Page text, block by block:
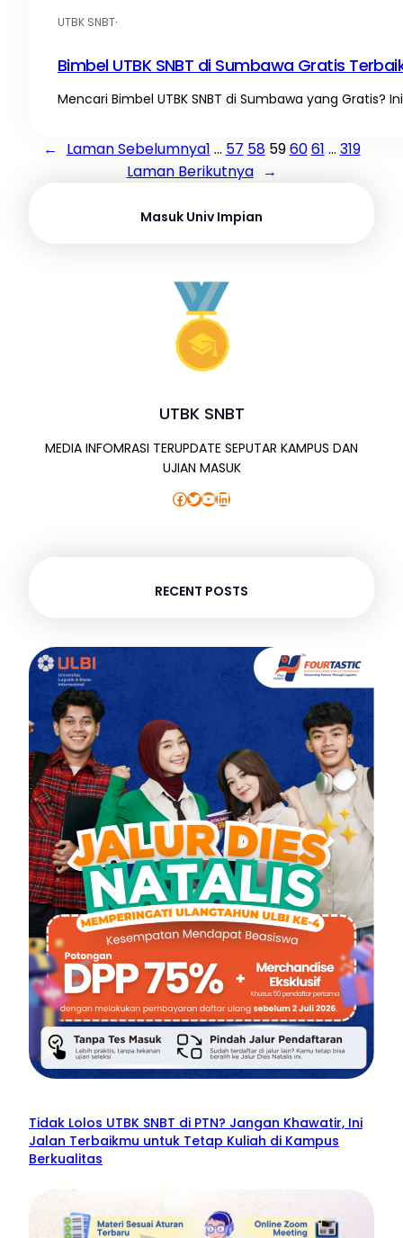
UTBK SNBT·
Bimbel UTBK SNBT di Sumbawa Gratis
Mencari Bimbel UTBK SNBT di Sumbawa yang Gratis?
← Laman Sebelumnya1 … 57 58 596061 … 319
Laman Berikutnya →
Masuk Univ Impian
UTBK SNBT
MEDIA INFOMRASI TERUPDATE SEPUTAR KAMPUS DAN
UJIAN MASUK
Facebook Twitter YouTube LinkedIn
RECENT POSTS
Tidak Lolos UTBK SNBT di PTN? Jangan Khawatir, Ini
Jalan Terbaikmu untuk Tetap Kuliah di Kampus
Berkualitas